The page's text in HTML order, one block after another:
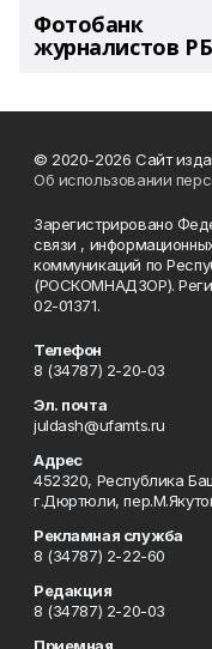
Фотобанк
журналистов РБ
© 2020-2026 Сайт
Об использовании
Зарегистрировано
связи ,
коммуникаций по
(РОСКОМНАДЗОР).
02-01371.
Телефон
8 (34787) 2-20-03
Эл. почта
juldash@ufamts.ru
Адрес
452320, Республика
г.Дюртюли,
Рекламная служба
8 (34787) 2-22-60
Редакция
8 (34787) 2-20-03